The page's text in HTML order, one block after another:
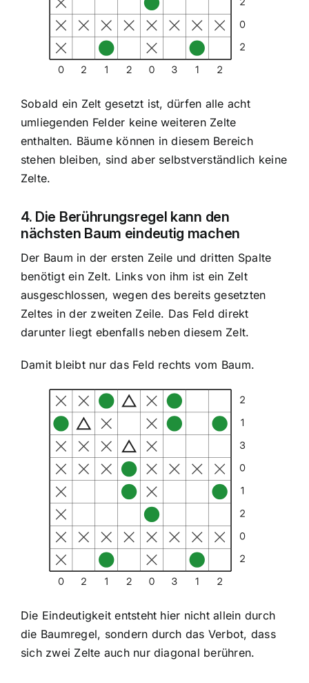
Sobald ein Zelt gesetzt ist, dürfen alle acht
umliegenden Felder keine weiteren Zelte
enthalten. Bäume können in diesem Bereich
stehen bleiben, sind aber selbstverständlich keine
Zelte.
4. Die Berührungsregel kann den
nächsten Baum eindeutig machen
Der Baum in der ersten Zeile und dritten Spalte
benötigt ein Zelt. Links von ihm ist ein Zelt
ausgeschlossen, wegen des bereits gesetzten
Zeltes in der zweiten Zeile. Das Feld direkt
darunter liegt ebenfalls neben diesem Zelt.
Damit bleibt nur das Feld rechts vom Baum.
Die Eindeutigkeit entsteht hier nicht allein durch
die Baumregel, sondern durch das Verbot, dass
sich zwei Zelte auch nur diagonal berühren.